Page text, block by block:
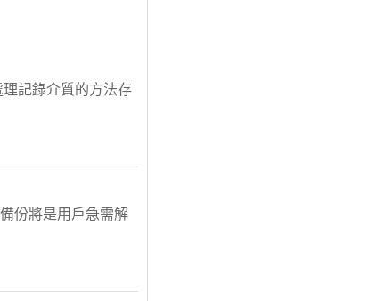
記錄介質的方法存
份將是用戶急需解